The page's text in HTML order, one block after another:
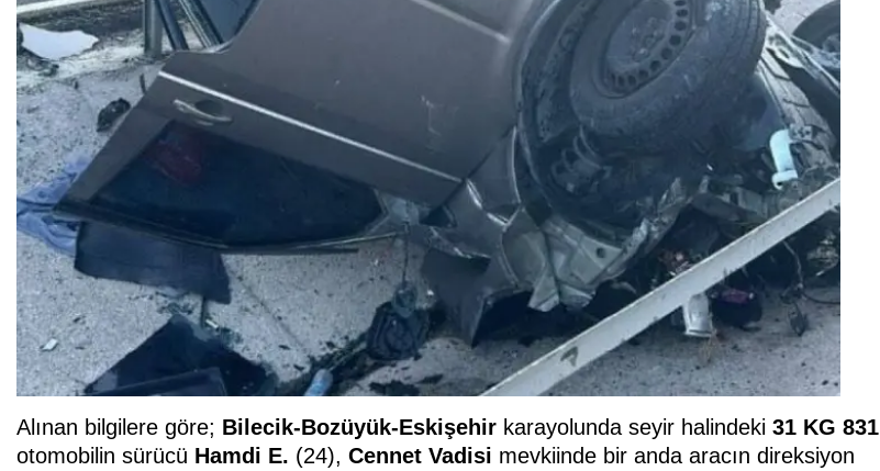
Alınan bilgilere göre; Bilecik-Bozüyük-Eskişehir karayolunda seyir halindeki 31 KG 831
otomobilin sürücü Hamdi E. (24), Cennet Vadisi mevkiinde bir anda aracın direksiyon